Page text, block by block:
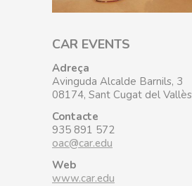
CAR EVENTS
Adreça
Avinguda Alcalde Barnils, 3
08174, Sant Cugat del Vallès
Contacte
935 891 572
oac@car.edu
Web
www.car.edu